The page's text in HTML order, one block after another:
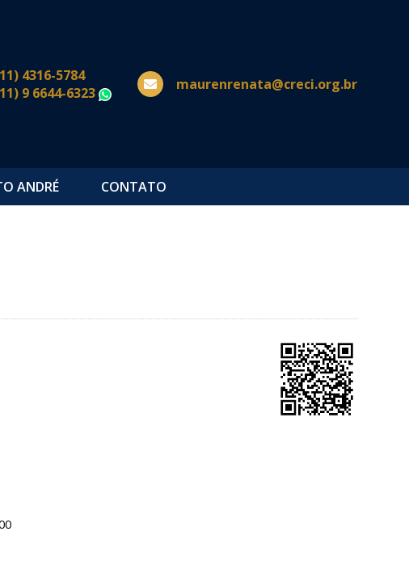
4316-5784
9 6644-6323
WhatsApp
maurenrenata@creci.org.br
ANDRÉ CONTATO